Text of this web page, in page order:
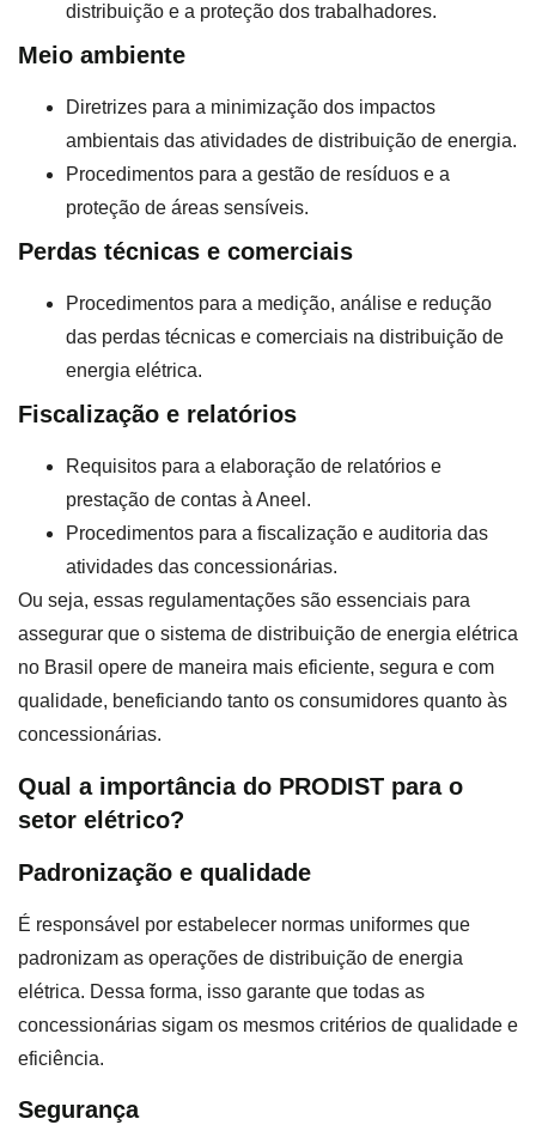
distribuição e a proteção dos trabalhadores.
Meio ambiente
Diretrizes para a minimização dos impactos
ambientais das atividades de distribuição de energia.
Procedimentos para a gestão de resíduos e a
proteção de áreas sensíveis.
Perdas técnicas e comerciais
Procedimentos para a medição, análise e redução
das perdas técnicas e comerciais na distribuição de
energia elétrica.
Fiscalização e relatórios
Requisitos para a elaboração de relatórios e
prestação de contas à Aneel.
Procedimentos para a fiscalização e auditoria das
atividades das concessionárias.
Ou seja, essas regulamentações são essenciais para
assegurar que o sistema de distribuição de energia elétrica
no Brasil opere de maneira mais eficiente, segura e com
qualidade, beneficiando tanto os consumidores quanto às
concessionárias.
Qual a importância do PRODIST para o
setor elétrico?
Padronização e qualidade
É responsável por estabelecer normas uniformes que
padronizam as operações de distribuição de energia
elétrica. Dessa forma, isso garante que todas as
concessionárias sigam os mesmos critérios de qualidade e
eficiência.
Segurança